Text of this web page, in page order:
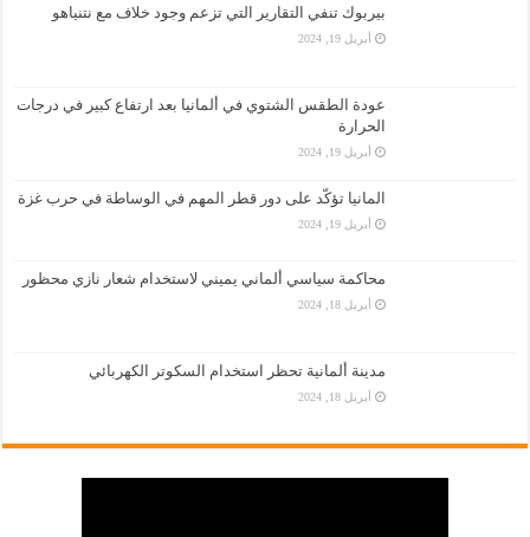
بيربوك تنفي التقارير التي تزعم وجود خلاف مع نتنياهو
أبريل 19, 2024
عودة الطقس الشتوي في ألمانيا بعد ارتفاع كبير في درجات
الحرارة
أبريل 19, 2024
المانيا تؤكّد على دور قطر المهم في الوساطة في حرب غزة
أبريل 19, 2024
محاكمة سياسي ألماني يميني لاستخدام شعار نازي محظور
أبريل 18, 2024
مدينة ألمانية تحظر استخدام السكوتر الكهربائي
أبريل 18, 2024